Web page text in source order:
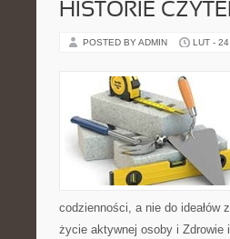
HISTORIE
POSTED BY ADMIN LUT -
codzienności, a nie do ideałów
życie aktywnej osoby i